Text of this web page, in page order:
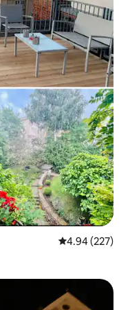
Penarafan
4.94 (227)